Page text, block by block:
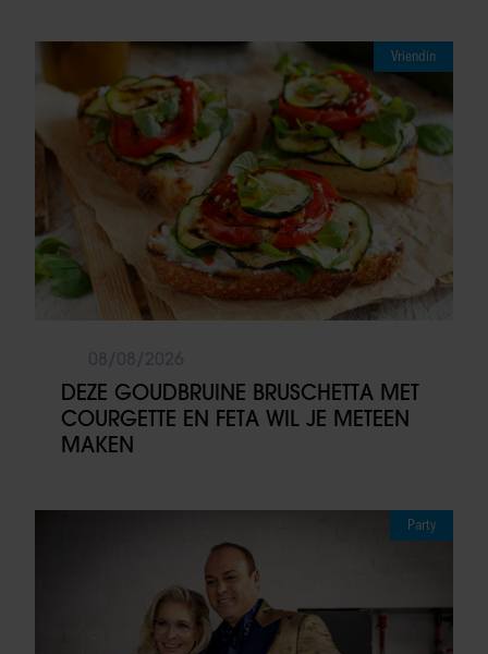
Vriendin
DEZE GOUDBRUINE BRUSCHETTA MET
COURGETTE EN FETA WIL JE METEEN
MAKEN
Party